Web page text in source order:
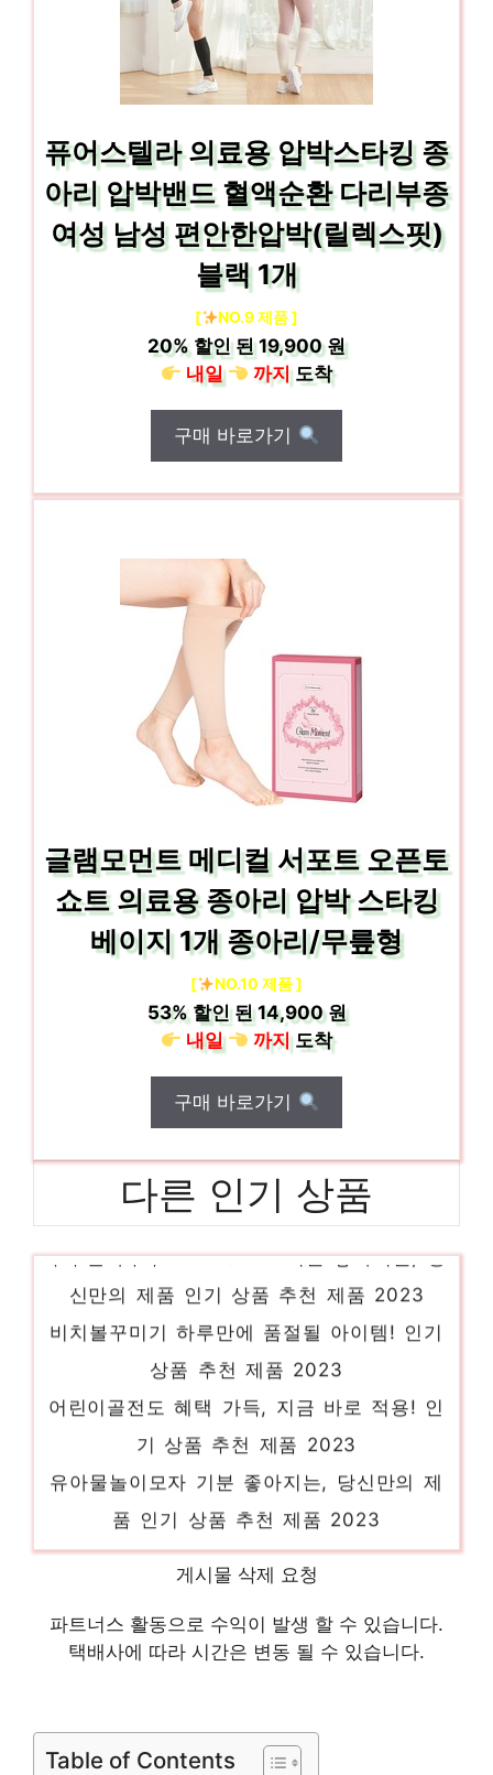
퓨어스텔라 의료용 압박스타킹 종
아리 압박밴드 혈액순환 다리부종
여성 남성 편안한압박(릴렉스핏)
블랙 1개
[ NO.9 제품 ]
20%할인 된19,900 원
내일
까지도착
구매 바로가기
글램모먼트 메디컬 서포트 오픈토
쇼트 의료용 종아리 압박 스타킹
베이지 1개 종아리/무릎형
[ NO.10 제품 ]
53%할인 된14,900 원
내일
까지도착
구매 바로가기
다른 인기 상품
신만의 제품 인기 상품 추천 제품 2023
비치볼꾸미기 하루만에 품절될 아이템! 인기
상품 추천 제품 2023
어린이골전도 혜택 가득, 지금 바로 적용! 인
기 상품 추천 제품 2023
유아물놀이모자 기분 좋아지는, 당신만의 제
품 인기 상품 추천 제품 2023
포트메리온파스타접시 마음이 움직이는 디자
인 아이템 인기 상품 추천 제품 2023
호텔수영복 오늘의 스페셜 아이템, 지금 확
인! 인기 상품 추천 제품 2023
상품 추천 제품 2023
게시물 삭제 요청
파트너스 활동으로 수익이 발생 할 수 있습니다.
택배사에 따라 시간은 변동 될 수 있습니다.
Table of Contents